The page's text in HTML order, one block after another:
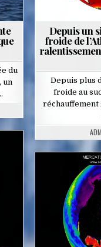
du
un
Depuis un
froide de
Depuis plus
froide au
réchauffement
in